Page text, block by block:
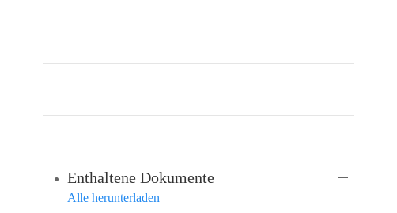
Enthaltene Dokumente
Alle herunterladen